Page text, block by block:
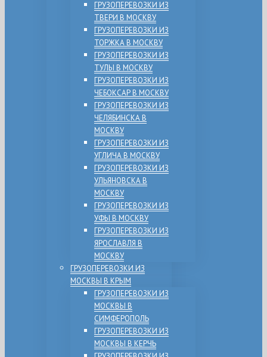
ГРУЗОПЕРЕВОЗКИ ИЗ
ТВЕРИ В МОСКВУ
ГРУЗОПЕРЕВОЗКИ ИЗ
ТОРЖКА В МОСКВУ
ГРУЗОПЕРЕВОЗКИ ИЗ
ТУЛЫ В МОСКВУ
ГРУЗОПЕРЕВОЗКИ ИЗ
ЧЕБОКСАР В МОСКВУ
ГРУЗОПЕРЕВОЗКИ ИЗ
ЧЕЛЯБИНСКА В
МОСКВУ
ГРУЗОПЕРЕВОЗКИ ИЗ
УГЛИЧА В МОСКВУ
ГРУЗОПЕРЕВОЗКИ ИЗ
УЛЬЯНОВСКА В
МОСКВУ
ГРУЗОПЕРЕВОЗКИ ИЗ
УФЫ В МОСКВУ
ГРУЗОПЕРЕВОЗКИ ИЗ
ЯРОСЛАВЛЯ В
МОСКВУ
ГРУЗОПЕРЕВОЗКИ ИЗ
МОСКВЫ В КРЫМ
ГРУЗОПЕРЕВОЗКИ ИЗ
МОСКВЫ В
СИМФЕРОПОЛЬ
ГРУЗОПЕРЕВОЗКИ ИЗ
МОСКВЫ В КЕРЧЬ